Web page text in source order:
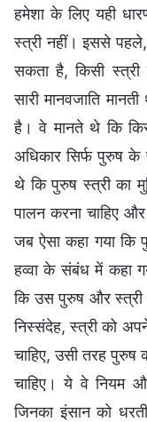
हमेशा के लिए यही
स्त्री नहीं। इससे पहले,
सकता है, किसी स्त्री
सारी मानवजाति
है। वे मानते थे कि
अधिकार सिर्फ पुरुष
थे कि पुरुष स्त्री का
पालन करना चाहिए
जब ऐसा कहा गया कि
हव्वा के संबंध में कहा
कि उस पुरुष और स्त्री
निस्संदेह, स्त्री को
चाहिए, उसी तरह पुरुष
चाहिए। ये वे नियम
जिनका इंसान को